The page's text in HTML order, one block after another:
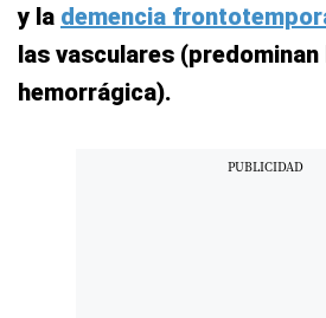
y la demencia
las vasculares
hemorrágica).